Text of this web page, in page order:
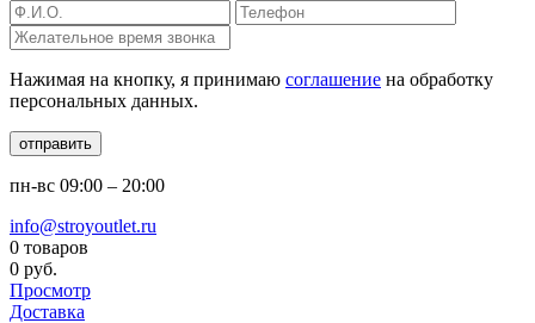
Нажимая на кнопку, я принимаю соглашение на обработку
персональных данных.
отправить
пн-вс 09:00 – 20:00
info@stroyoutlet.ru
0 товаров
0 руб.
Просмотр
Доставка